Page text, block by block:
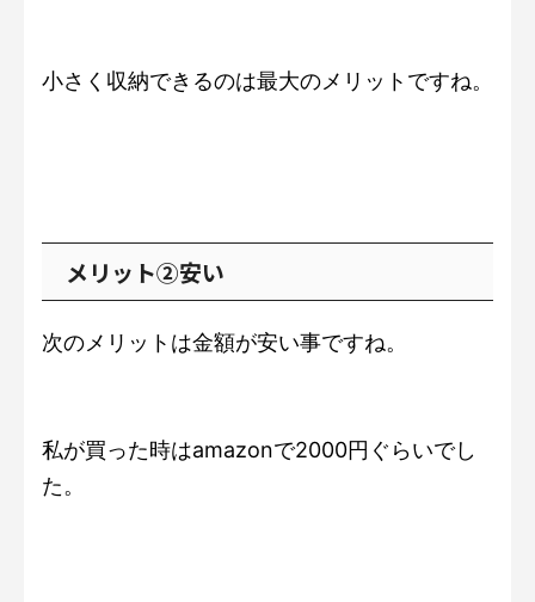
小さく収納できるのは最大のメリットですね。
メリット②安い
次のメリットは金額が安い事ですね。
私が買った時はamazonで2000円ぐらいでし
た。